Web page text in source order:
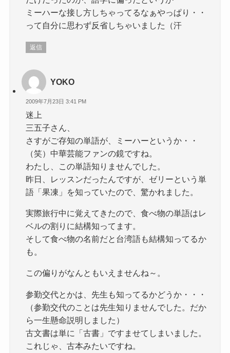
ミーハーな接し方しちゃってるなぁやっぱり・・
って自分に思わず反省しちゃいました（汗
返信
YOKO
2009年7月23日 3:41 PM
迷上
三五子さん、
さすがご存知の単語が、ミーハーというか・・
（笑）中華芸能ファンの鏡ですね。
わたし、この単語知りませんでした。
昨日、レッスンだったんですが、ゼリーという単
語「果凍」を知っていたので、驚かれました。
実際旅行中に覚えてきたので、食べ物の単語はレ
ベルの割りに結構知ってます。
そして食べ物の名前だと台湾語も結構知ってるか
も。
この偏りがなんともいえませんね～。
参勤交代とかは、先生も知ってるかどうか・・・
（参勤交代のことは先生知りませんでした。だか
ら一生懸命説明しました）
古文書は単に「古書」ですませてしまいました。
これじゃ、古本みたいですね。